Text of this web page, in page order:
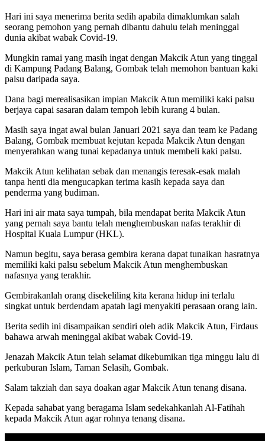
Hari ini saya menerima berita sedih apabila dimaklumkan salah
seorang pemohon yang pernah dibantu dahulu telah meninggal
dunia akibat wabak Covid-19.
Mungkin ramai yang masih ingat dengan Makcik Atun yang tinggal
di Kampung Padang Balang, Gombak telah memohon bantuan kaki
palsu daripada saya.
Dana bagi merealisasikan impian Makcik Atun memiliki kaki palsu
berjaya capai sasaran dalam tempoh lebih kurang 4 bulan.
Masih saya ingat awal bulan Januari 2021 saya dan team ke Padang
Balang, Gombak membuat kejutan kepada Makcik Atun dengan
menyerahkan wang tunai kepadanya untuk membeli kaki palsu.
Makcik Atun kelihatan sebak dan menangis teresak-esak malah
tanpa henti dia mengucapkan terima kasih kepada saya dan
penderma yang budiman.
Hari ini air mata saya tumpah, bila mendapat berita Makcik Atun
yang pernah saya bantu telah menghembuskan nafas terakhir di
Hospital Kuala Lumpur (HKL).
Namun begitu, saya berasa gembira kerana dapat tunaikan hasratnya
memiliki kaki palsu sebelum Makcik Atun menghembuskan
nafasnya yang terakhir.
Gembirakanlah orang disekeliling kita kerana hidup ini terlalu
singkat untuk berdendam apatah lagi menyakiti perasaan orang lain.
Berita sedih ini disampaikan sendiri oleh adik Makcik Atun, Firdaus
bahawa arwah meninggal akibat wabak Covid-19.
Jenazah Makcik Atun telah selamat dikebumikan tiga minggu lalu di
perkuburan Islam, Taman Selasih, Gombak.
Salam takziah dan saya doakan agar Makcik Atun tenang disana.
Kepada sahabat yang beragama Islam sedekahkanlah Al-Fatihah
kepada Makcik Atun agar rohnya tenang disana.